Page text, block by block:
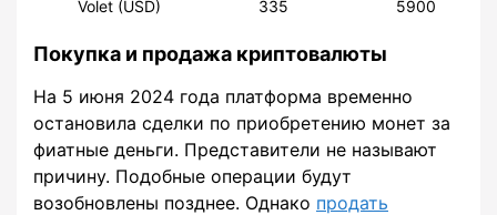
Volet (USD)
335 5900
Покупка и продажа криптовалюты
На 5 июня 2024 года платформа временно
остановила сделки по приобретению монет за
фиатные деньги. Представители не называют
причину. Подобные операции будут
возобновлены позднее. Однако продать